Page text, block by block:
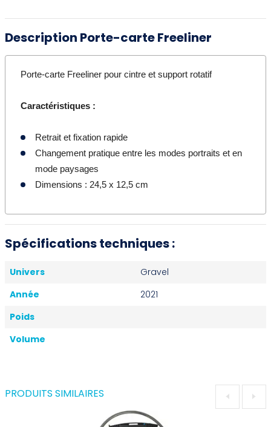
Description Porte-carte Freeliner
Porte-carte Freeliner pour cintre et support rotatif
Caractéristiques :
Retrait et fixation rapide
Changement pratique entre les modes portraits et en
mode paysages
Dimensions : 24,5 x 12,5 cm
Spécifications techniques :
Univers
Gravel
Année
2021
Poids
Volume
PRODUITS SIMILAIRES